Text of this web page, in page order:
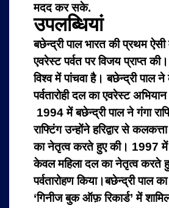
मदद कर सके.
उपलब्धियां
बछेन्द्री पाल भारत की प्रथम ऐसी
एवरेस्ट पर्वत पर विजय प्राप्त
विश्व में पांचवा है।बछेन्द्री पाल
पर्वतारोही दल का एवरेस्ट
1994 में बछेन्द्री पाल ने गंगा
राफ्टिंग उन्होंने हरिद्वार से
का नेतृत्व करते हुए की। 1997 में
केवल महिला दल का नेतृत्व करते
पर्वतारोहण किया।बछेन्द्री पाल
‘गिनीज बुक ऑफ़ रिकार्ड’ में